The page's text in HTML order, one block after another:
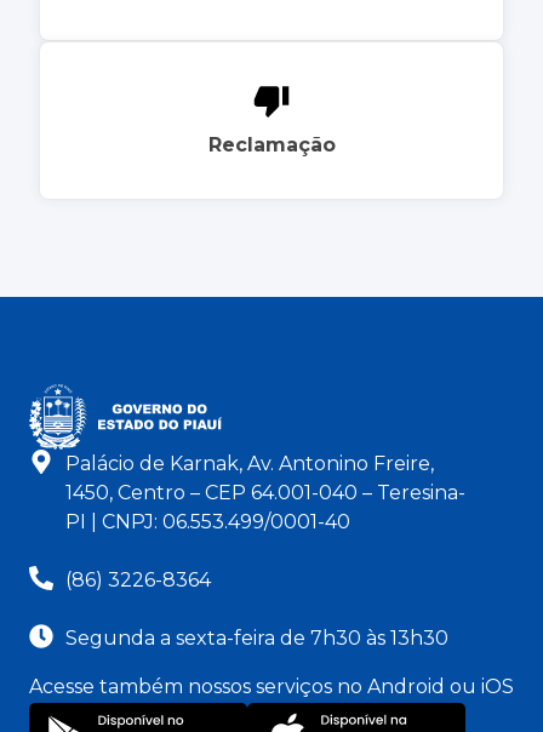
Reclamação
Palácio de Karnak, Av. Antonino Freire,
1450, Centro – CEP 64.001-040 – Teresina-
PI | CNPJ: 06.553.499/0001-40
(86) 3226-8364
Segunda a sexta-feira de 7h30 às 13h30
Acesse também nossos serviços no Android ou iOS